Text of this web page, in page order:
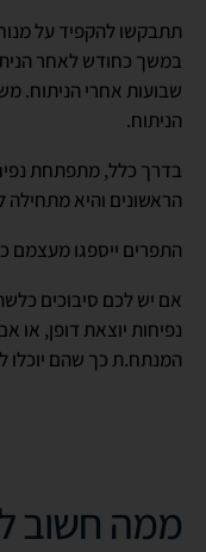
תתבקשו להקפיד על
במשך כחודש לאחר
שבועות אחרי הניתוח.
הניתוח.
בדרך כלל, מתפתחת
הראשונים והיא
התפרים ייספגו מעצמם
אם יש לכם סיבוכים
נפיחות יוצאת דופן, או
המנתח.ת כך שהם יוכלו
ממה חשוב